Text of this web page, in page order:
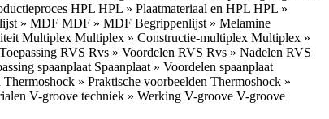
HPL HPL » Plaatmateriaal en HPL HPL »
» MDF MDF » MDF Begrippenlijst » Melamine
Multiplex Multiplex » Constructie-multiplex Multiplex »
RVS Rvs » Voordelen RVS Rvs » Nadelen RVS
spaanplaat Spaanplaat » Voordelen spaanplaat
Thermoshock » Praktische voorbeelden Thermoshock »
V-groove techniek » Werking V-groove V-groove